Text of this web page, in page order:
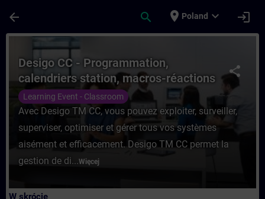
arrow_back search place Poland expand_more login
Kurs - Desigo CC - Programmation,
share
Desigo CC - Programmation,
calendriers station, macros-réactions
et notifications
Learning Event - Classroom
Avec Desigo TM CC, vous pouvez exploiter, surveiller,
superviser, optimiser et gérer tous vos systèmes
aisément et efficacement. Desigo TM CC permet la
gestion de di...Więcej
W skrócie